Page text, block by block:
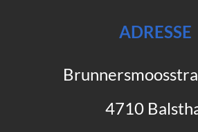
ADRESSE
4710